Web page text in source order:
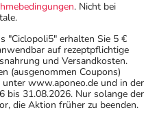
. Nicht bei
"Ciclopoli5" erhalten Sie 5 €
auf rezeptpflichtige
und Versandkosten.
(ausgenommen Coupons)
www.aponeo.de und in der
bis 31.08.2026. Nur solange der
die Aktion früher zu beenden.